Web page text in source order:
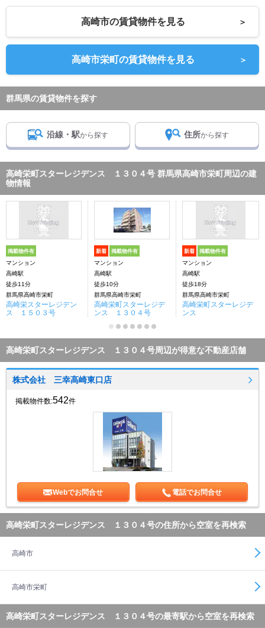
高崎市の賃貸物件を見る ＞
高崎市栄町の賃貸物件を見る ＞
群馬県の賃貸物件を探す
沿線・駅から探す 住所から探す
高崎栄町スターレジデンス １３０４号 群馬県高崎市栄町周辺の建
物情報
掲載物件有
マンション
高崎駅
徒歩11分
群馬県高崎市栄町
高崎栄スターレジデン
ス １５０３号
新着 掲載物件有
マンション
高崎駅
徒歩10分
群馬県高崎市栄町
高崎栄町スターレジデ
ンス １３０４号
新着 掲載物件有
マンション
高崎駅
徒歩18分
群馬県高崎市栄町
高崎栄町スターレジデ
ンス
高崎栄町スターレジデンス １３０４号周辺が得意な不動産店舗
株式会社 三幸高崎東口店
掲載物件数:542件
Webでお問合せ 電話でお問合せ
高崎栄町スターレジデンス １３０４号の住所から空室を再検索
高崎市
高崎市栄町
高崎栄町スターレジデンス １３０４号の最寄駅から空室を再検索